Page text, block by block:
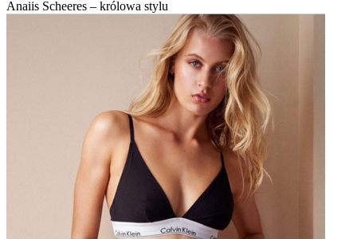
Anaiis Scheeres – królowa stylu